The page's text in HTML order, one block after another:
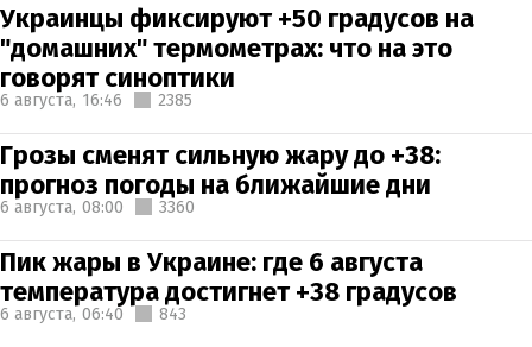
Украинцы фиксируют +50 градусов на
"домашних" термометрах: что на это
говорят синоптики
6 августа, 16:46 2385
Грозы сменят сильную жару до +38:
прогноз погоды на ближайшие дни
6 августа, 08:00 3360
Пик жары в Украине: где 6 августа
температура достигнет +38 градусов
6 августа, 06:40 843